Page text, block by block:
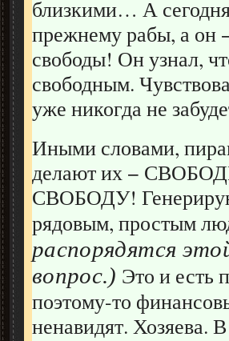
близкими… А
прежнему рабы, а он
свободы! Он узнал,
свободным.
уже никогда не
Иными словами,
делают их −
СВОБОДУ!
рядовым, простым
распорядятся
вопрос.) Это и есть
поэтому-то
ненавидят. Хозяева.